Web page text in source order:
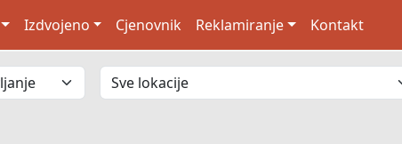
Izdvojeno Cjenovnik Reklamiranje Kontakt